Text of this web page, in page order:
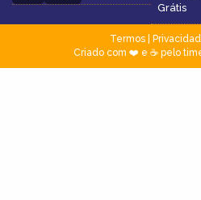
Grátis
Termos|
Criado com ❤️ e ☕ pelo